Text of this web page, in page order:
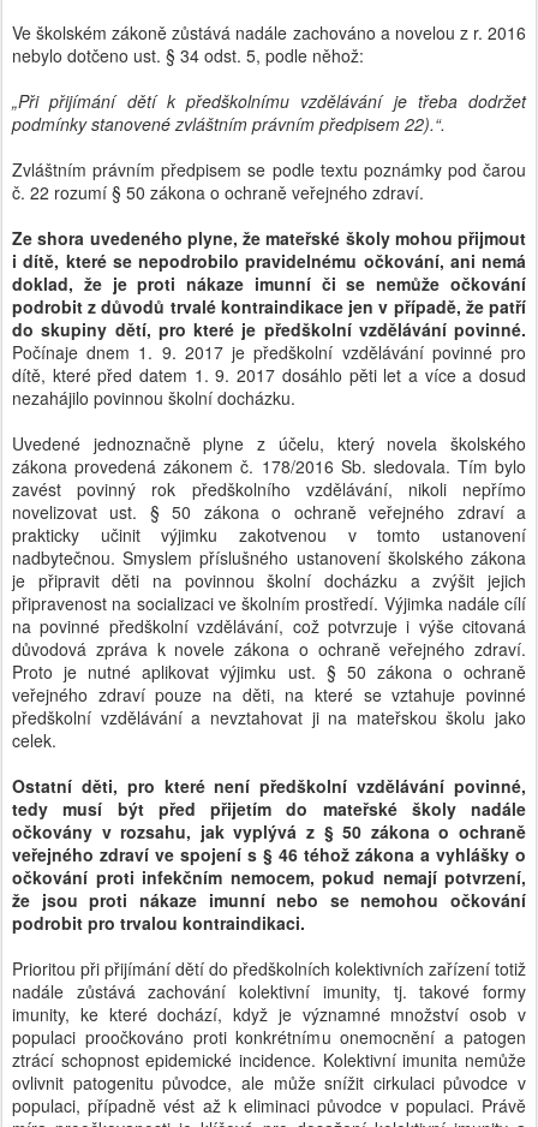
Ve školském zákoně zůstává nadále zachováno a novelou z r. 2016
nebylo dotčeno ust. § 34 odst. 5, podle něhož:
„Při přijímání dětí k předškolnímu vzdělávání je třeba dodržet
podmínky stanovené zvláštním právním předpisem 22).“.
Zvláštním právním předpisem se podle textu poznámky pod čarou
č. 22 rozumí § 50 zákona o ochraně veřejného zdraví.
Ze shora uvedeného plyne, že mateřské školy mohou přijmout
i dítě, které se nepodrobilo pravidelnému očkování, ani nemá
doklad, že je proti nákaze imunní či se nemůže očkování
podrobit z důvodů trvalé kontraindikace jen v případě, že patří
do skupiny dětí, pro které je předškolní vzdělávání povinné.
Počínaje dnem 1. 9. 2017 je předškolní vzdělávání povinné pro
dítě, které před datem 1. 9. 2017 dosáhlo pěti let a více a dosud
nezahájilo povinnou školní docházku.
Uvedené jednoznačně plyne z účelu, který novela školského
zákona provedená zákonem č. 178/2016 Sb. sledovala. Tím bylo
zavést povinný rok předškolního vzdělávání, nikoli nepřímo
novelizovat ust. § 50 zákona o ochraně veřejného zdraví a
prakticky učinit výjimku zakotvenou v tomto ustanovení
nadbytečnou. Smyslem příslušného ustanovení školského zákona
je připravit děti na povinnou školní docházku a zvýšit jejich
připravenost na socializaci ve školním prostředí. Výjimka nadále cílí
na povinné předškolní vzdělávání, což potvrzuje i výše citovaná
důvodová zpráva k novele zákona o ochraně veřejného zdraví.
Proto je nutné aplikovat výjimku ust. § 50 zákona o ochraně
veřejného zdraví pouze na děti, na které se vztahuje povinné
předškolní vzdělávání a nevztahovat ji na mateřskou školu jako
celek.
Ostatní děti, pro které není předškolní vzdělávání povinné,
tedy musí být před přijetím do mateřské školy nadále
očkovány v rozsahu, jak vyplývá z § 50 zákona o ochraně
veřejného zdraví ve spojení s § 46 téhož zákona a vyhlášky o
očkování proti infekčním nemocem, pokud nemají potvrzení,
že jsou proti nákaze imunní nebo se nemohou očkování
podrobit pro trvalou kontraindikaci.
Prioritou při přijímání dětí do předškolních kolektivních zařízení totiž
nadále zůstává zachování kolektivní imunity, tj. takové formy
imunity, ke které dochází, když je významné množství osob v
populaci proočkováno proti konkrétnímu onemocnění a patogen
ztrácí schopnost epidemické incidence. Kolektivní imunita nemůže
ovlivnit patogenitu původce, ale může snížit cirkulaci původce v
populaci, případně vést až k eliminaci původce v populaci. Právě